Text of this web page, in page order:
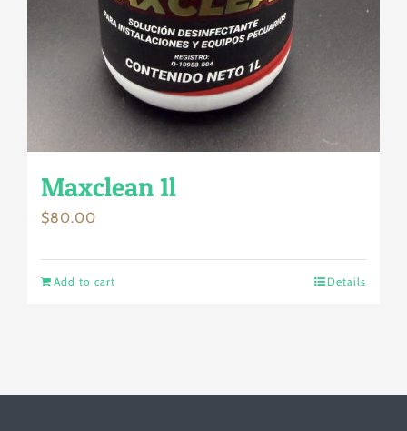
Maxclean 1l
$80.00
Add to cart Details